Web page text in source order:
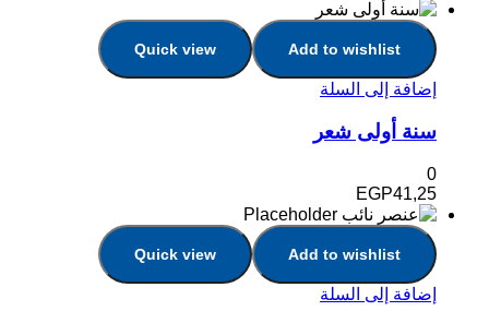
Add to wishlist
Quick view
إضافة إلى السلة
سنة أولى شعر
0
EGP41,25
Add to wishlist
Quick view
إضافة إلى السلة